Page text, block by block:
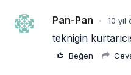
Pan-Pan • 10 yıl
teknigin
Beğen